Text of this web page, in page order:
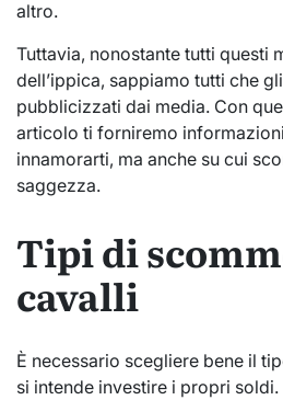
altro.
Tuttavia, nonostante tutti questi
dell’ippica, sappiamo tutti che
pubblicizzati dai media. Con
articolo ti forniremo
innamorarti, ma anche su cui
saggezza.
Tipi di
cavalli
È necessario scegliere bene il
si intende investire i propri